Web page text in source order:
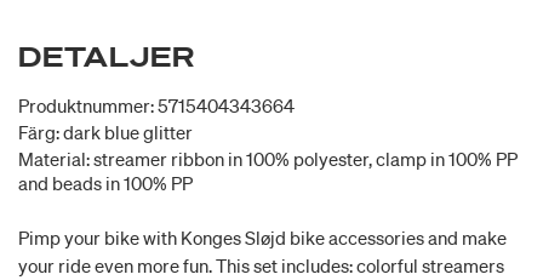
DETALJER
Produktnummer: 5715404343664
Färg: dark blue glitter
Material: streamer ribbon in 100% polyester, clamp in 100% PP
and beads in 100% PP
Pimp your bike with Konges Sløjd bike accessories and make
your ride even more fun. This set includes: colorful streamers